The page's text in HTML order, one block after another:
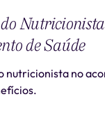
de Saúde
nutricionista no